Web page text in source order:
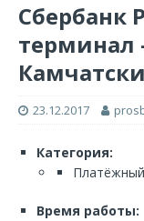
Сбербанк
терминал
23.12.2017
Категория:
Время работы: